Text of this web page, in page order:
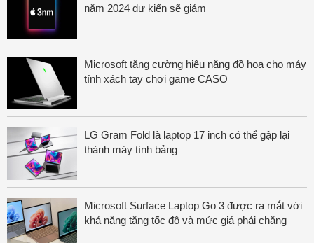
năm 2024 dự kiến sẽ giảm
Microsoft tăng cường hiệu năng đồ họa cho máy
tính xách tay chơi game CASO
LG Gram Fold là laptop 17 inch có thể gập lại
thành máy tính bảng
Microsoft Surface Laptop Go 3 được ra mắt với
khả năng tăng tốc độ và mức giá phải chăng